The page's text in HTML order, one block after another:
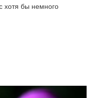
хотя бы немного